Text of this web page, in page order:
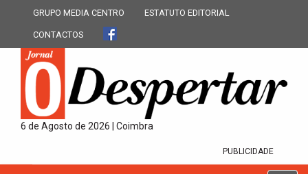
GRUPO MEDIA CENTRO ESTATUTO EDITORIAL
CONTACTOS
6 de Agosto de 2026 | Coimbra
PUBLICIDADE